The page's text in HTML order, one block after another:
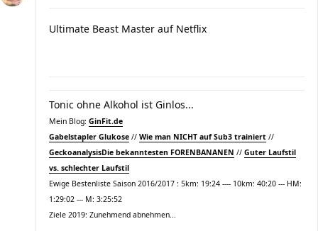
Ultimate Beast Master auf Netflix
Tonic ohne Alkohol ist Ginlos...
Mein Blog: GinFit.de
Gabelstapler Glukose // Wie man NICHT auf Sub3 trainiert //
GeckoanalysisDie bekanntesten FORENBANANEN // Guter Laufstil
vs. schlechter Laufstil
Ewige Bestenliste Saison 2016/2017 : 5km: 19:24 ---- 10km: 40:20 --- HM:
1:29:02 --- M: 3:25:52
Ziele 2019: Zunehmend abnehmen...